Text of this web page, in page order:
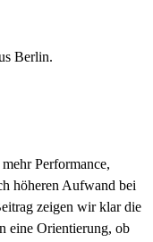
Berlin.
Performance,
höheren Aufwand bei
zeigen wir klar die
eine Orientierung, ob